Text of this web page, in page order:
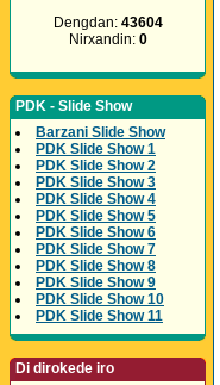
Dengdan: 43604
Nirxandin: 0
PDK - Slide Show
Barzani Slide Show
PDK Slide Show 1
PDK Slide Show 2
PDK Slide Show 3
PDK Slide Show 4
PDK Slide Show 5
PDK Slide Show 6
PDK Slide Show 7
PDK Slide Show 8
PDK Slide Show 9
PDK Slide Show 10
PDK Slide Show 11
Di dirokede iro